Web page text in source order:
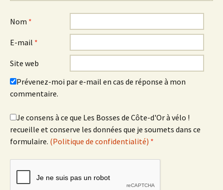
Nom *
E-mail *
Site web
Prévenez-moi par e-mail en cas de réponse à mon
commentaire.
Je consens à ce que Les Bosses de Côte-d'Or à vélo !
recueille et conserve les données que je soumets dans ce
formulaire. (Politique de confidentialité) *